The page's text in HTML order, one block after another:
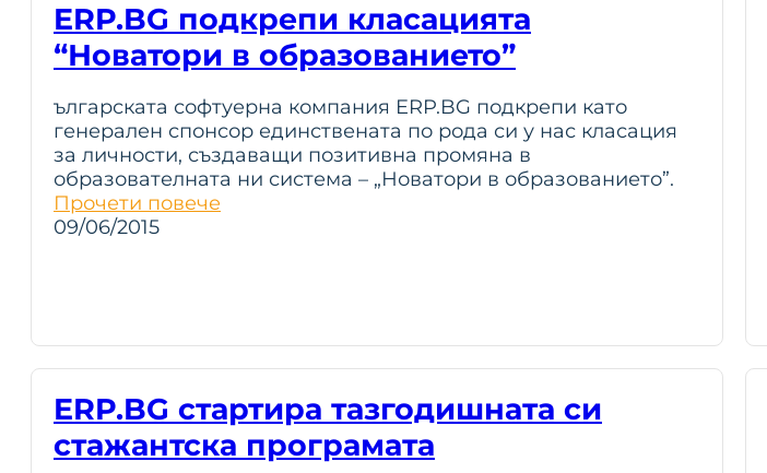
ERP.BG подкрепи класацията
“Новатори в образованието”
ългарската софтуерна компания ERP.BG подкрепи като
генерален спонсор единствената по рода си у нас класация
за личности, създаващи позитивна промяна в
образователната ни система – „Новатори в образованието”.
Прочети повече
09/06/2015
ERP.BG стартира тазгодишната си
стажантска програмата